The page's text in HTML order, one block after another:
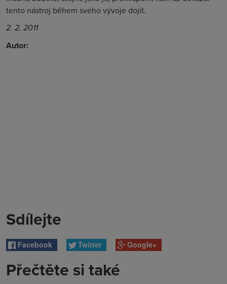
tento nástroj během svého vývoje dojít.
2. 2. 2011
Autor:
Sdílejte
Facebook Twitter Google+
Přečtěte si také